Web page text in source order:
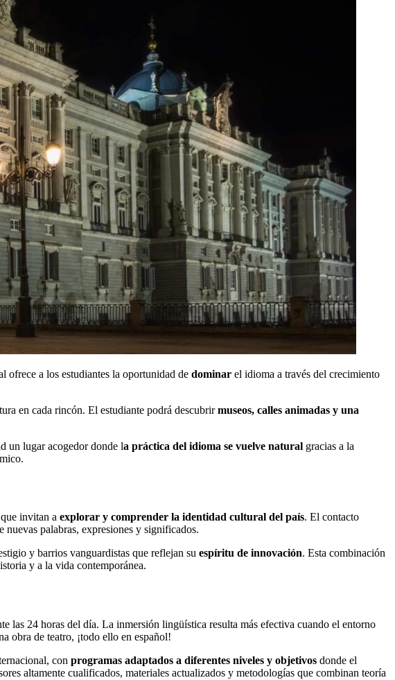
ofrece a los estudiantes la oportunidad de dominar el idioma a través del crecimiento
en cada rincón. El estudiante podrá descubrirmuseos, calles animadas y una
un lugar acogedor donde la práctica del idioma se vuelve natural gracias a la
invitan a explorar y comprender la identidad cultural del país. El contacto
palabras, expresiones y significados.
y barrios vanguardistas que reflejan su espíritu de innovación. Esta combinación
y a la vida contemporánea.
las 24 horas del día. La inmersión lingüística resulta más efectiva cuando el entorno
obra de teatro, ¡todo ello en español!
con programas adaptados a diferentes niveles y objetivos donde el
altamente cualificados, materiales actualizados y metodologías que combinan teoría